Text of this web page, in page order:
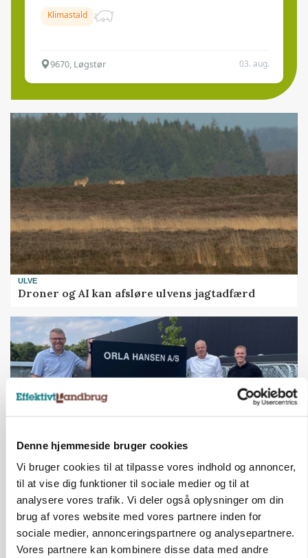
Denne hjemmeside bruger cookies
Vi bruger cookies til at tilpasse vores indhold og annoncer,
til at vise dig funktioner til sociale medier og til at
analysere vores trafik. Vi deler også oplysninger om din
brug af vores website med vores partnere inden for
sociale medier, annonceringspartnere og analysepartnere.
Vores partnere kan kombinere disse data med andre
Klimastald
9670, Løgstør 03. aug.
ULVE
Droner og AI kan afsløre ulvens jagtadfærd
BUSINESS
Efter fire årtier: Familieejet vestjysk producent
af staldinventar får ny medejer